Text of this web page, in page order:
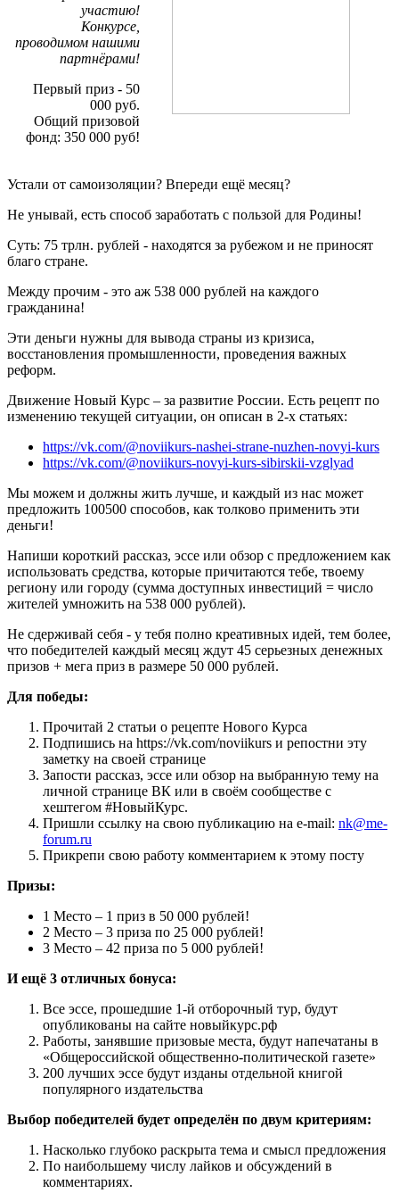
участию!
Конкурсе,
проводимом нашими
партнёрами!
Первый приз - 50
000 руб.
Общий призовой
фонд: 350 000 руб!
Устали от самоизоляции? Впереди ещё месяц?
Не унывай, есть способ заработать с пользой для Родины!
Суть: 75 трлн. рублей - находятся за рубежом и не приносят
благо стране.
Между прочим - это аж 538 000 рублей на каждого
гражданина!
Эти деньги нужны для вывода страны из кризиса,
восстановления промышленности, проведения важных
реформ.
Движение Новый Курс – за развитие России. Есть рецепт по
изменению текущей ситуации, он описан в 2-х статьях:
https://vk.com/@noviikurs-nashei-strane-nuzhen-novyi-kurs
https://vk.com/@noviikurs-novyi-kurs-sibirskii-vzglyad
Мы можем и должны жить лучше, и каждый из нас может
предложить 100500 способов, как толково применить эти
деньги!
Напиши короткий рассказ, эссе или обзор с предложением как
использовать средства, которые причитаются тебе, твоему
региону или городу (сумма доступных инвестиций = число
жителей умножить на 538 000 рублей).
Не сдерживай себя - у тебя полно креативных идей, тем более,
что победителей каждый месяц ждут 45 серьезных денежных
призов + мега приз в размере 50 000 рублей.
Для победы:
Прочитай 2 статьи о рецепте Нового Курса
Подпишись на https://vk.com/noviikurs и репостни эту
заметку на своей странице
Запости рассказ, эссе или обзор на выбранную тему на
личной странице ВК или в своём сообществе с
хештегом #НовыйКурс.
Пришли ссылку на свою публикацию на e-mail: nk@me-
forum.ru
Прикрепи свою работу комментарием к этому посту
Призы:
1 Место – 1 приз в 50 000 рублей!
2 Место – 3 приза по 25 000 рублей!
3 Место – 42 приза по 5 000 рублей!
И ещё 3 отличных бонуса:
Все эссе, прошедшие 1-й отборочный тур, будут
опубликованы на сайте новыйкурс.рф
Работы, занявшие призовые места, будут напечатаны в
«Общероссийской общественно-политической газете»
200 лучших эссе будут изданы отдельной книгой
популярного издательства
Выбор победителей будет определён по двум критериям:
Насколько глубоко раскрыта тема и смысл предложения
По наибольшему числу лайков и обсуждений в
комментариях.